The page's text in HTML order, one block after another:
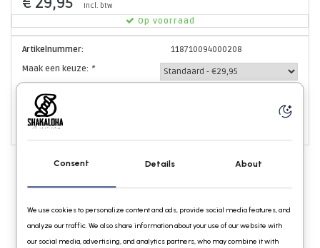
Incl. btw
Op voorraad
Artikelnummer:
118710094000208
Maak een keuze: *
Consent Details About
We use cookies to personalize content and ads, provide social media features, and
analyze our traffic. We also share information about your use of our website with
our social media, advertising, and analytics partners, who may combine it with